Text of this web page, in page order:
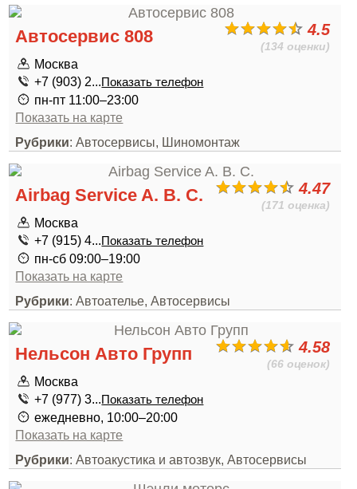
4.5
(134 оценки)
Автосервис 808
Москва
+7 (903) 2...Показать телефон
пн-пт 11:00–23:00
Показать на карте
Рубрики: Автосервисы, Шиномонтаж
4.47
(171 оценка)
Airbag Service A. B. C.
Москва
+7 (915) 4...Показать телефон
пн-сб 09:00–19:00
Показать на карте
Рубрики: Автоателье, Автосервисы
4.58
(66 оценок)
Нельсон Авто Групп
Москва
+7 (977) 3...Показать телефон
ежедневно, 10:00–20:00
Показать на карте
Рубрики: Автоакустика и автозвук, Автосервисы